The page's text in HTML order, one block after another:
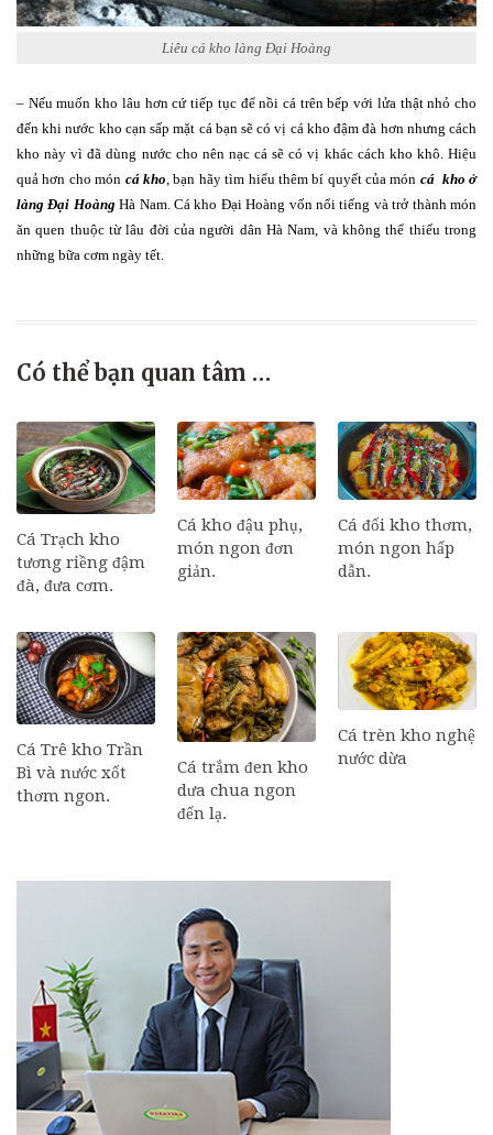
Liêu cá kho làng Đại Hoàng
– Nếu muốn kho lâu hơn cứ tiếp tục để nồi cá trên bếp với lửa thật nhỏ cho
đến khi nước kho cạn sấp mặt cá bạn sẽ có vị cá kho đậm đà hơn nhưng cách
kho này vì đã dùng nước cho nên nạc cá sẽ có vị khác cách kho khô. Hiệu
quả hơn cho món cá kho , bạn hãy tìm hiểu thêm bí quyết của món cá kho ở
làng Đại Hoàng Hà Nam. Cá kho Đại Hoàng vốn nổi tiếng và trở thành món
ăn quen thuộc từ lâu đời của người dân Hà Nam, và không thể thiếu trong
những bữa cơm ngày tết.
Có thể bạn quan tâm …
Cá Trạch kho
tương riềng đậm
đà, đưa cơm.
Cá kho đậu phụ,
món ngon đơn
giản.
Cá đối kho thơm,
món ngon hấp
dẫn.
Cá Trê kho Trần
Bì và nước xốt
thơm ngon.
Cá trắm đen kho
dưa chua ngon
đến lạ.
Cá trèn kho nghệ
nước dừa